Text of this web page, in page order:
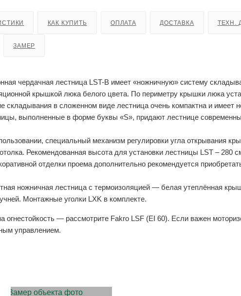
КАК КУПИТЬ ОПЛАТА ДОСТАВКА ТЕХН.
ЗАМЕР
чердачная лестница LST-B имеет «ножничную» систему
крышкой люка белого цвета. По периметру крышки люка
складывания в сложенном виде лестница очень компактна и имеет
выполненные в форме буквы «S», придают лестнице
специальный механизм регулировки угла открывания
Рекомендованная высота для установки лестницы LST – 280
отделки проема дополнительно рекомендуется
ножничная лестница с термоизоляцией — белая утеплённая
Монтажные уголки LXK в комплекте.
огнестойкость — рассмотрите Fakro LSF (EI 60). Если важен
управлением.